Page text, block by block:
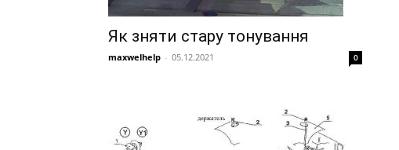
Як зняти стару тонування
maxwelhelp - 05.12.2021 0